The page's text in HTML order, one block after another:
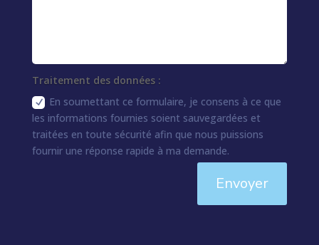
Traitement des données :
En soumettant ce formulaire, je consens à ce que
les informations fournies soient sauvegardées et
traitées en toute sécurité afin que nous puissions
fournir une réponse rapide à ma demande.
Envoyer